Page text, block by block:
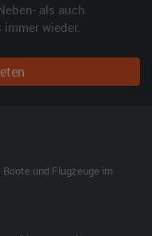
als auch
wieder.
und Flugzeuge im